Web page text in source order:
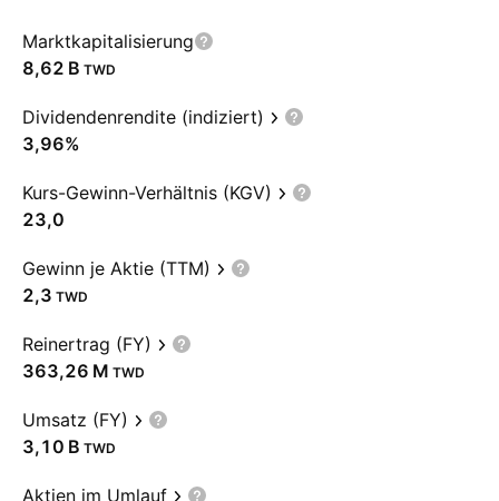
Marktkapitalisierung
‪8,62 B‬ TWD
Dividendenrendite (indiziert)
3,96%
Kurs-Gewinn-Verhältnis (KGV)
23,0
Gewinn je Aktie (TTM)
2,3 TWD
Reinertrag (FY)
‪363,26 M‬ TWD
Umsatz (FY)
‪3,10 B‬ TWD
Aktien im Umlauf